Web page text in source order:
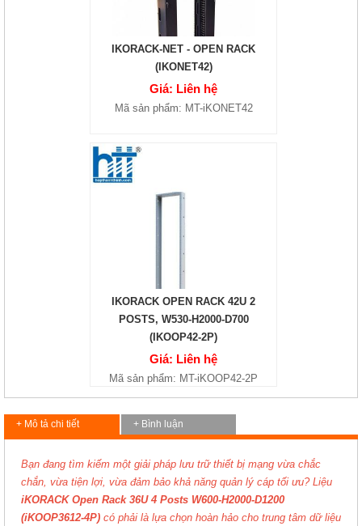
IKORACK-NET - OPEN RACK
(IKONET42)
Giá: Liên hệ
Mã sản phẩm: MT-iKONET42
IKORACK OPEN RACK 42U 2
POSTS, W530-H2000-D700
(IKOOP42-2P)
Giá: Liên hệ
Mã sản phẩm: MT-iKOOP42-2P
+ Mô tả chi tiết + Bình luận
Bạn đang tìm kiếm một giải pháp lưu trữ thiết bị mạng vừa chắc
chắn, vừa tiện lợi, vừa đảm bảo khả năng quản lý cáp tối ưu? Liệu
iKORACK Open Rack 36U 4 Posts W600-H2000-D1200
(iKOOP3612-4P) có phải là lựa chọn hoàn hảo cho trung tâm dữ liệu